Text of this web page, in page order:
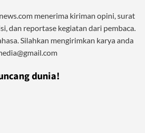
menerima kiriman opini, surat
dan reportase kegiatan dari pembaca.
Silahkan mengirimkan karya anda
dunia!